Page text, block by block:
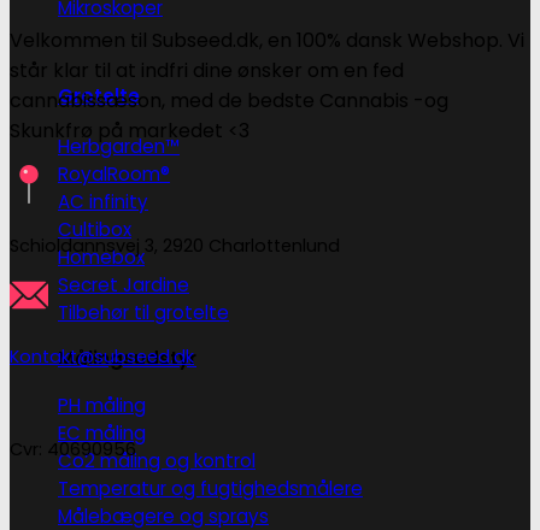
Mikroskoper
Grotelte
Herbgarden™
RoyalRoom®
AC infinity
Cultibox
Homebox
Secret Jardine
Tilbehør til grotelte
Målingsudstyr
PH måling
EC måling
Co2 måling og kontrol
Temperatur og fugtighedsmålere
Målebægere og sprays
Velkommen til Subseed.dk, en 100% dansk Webshop. Vi
står klar til at indfri dine ønsker om en fed
cannabissæson, med de bedste Cannabis -og
Skunkfrø på markedet <3
Schioldannsvej 3, 2920 Charlottenlund
Kontakt@subseed.dk
Cvr: 40690956